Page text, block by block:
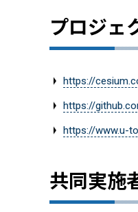
プロジェ
https://
https://
https://www.u-
共同実施